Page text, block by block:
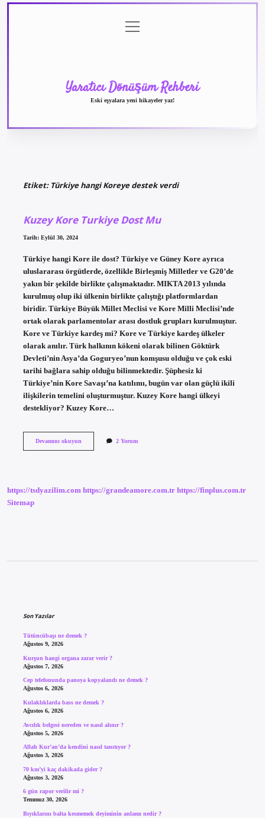
menüyü
aç
Yaratıcı Dönüşüm Rehberi
Eski eşyalara yeni hikayeler yaz!
Etiket: Türkiye hangi Koreye destek verdi
Kuzey Kore Turkiye Dost Mu
Tarih: Eylül 30, 2024
Türkiye hangi Kore ile dost? Türkiye ve Güney Kore ayrıca
uluslararası örgütlerde, özellikle Birleşmiş Milletler ve G20’de
yakın bir şekilde birlikte çalışmaktadır. MIKTA 2013 yılında
kurulmuş olup iki ülkenin birlikte çalıştığı platformlardan
biridir. Türkiye Büyük Millet Meclisi ve Kore Milli Meclisi’nde
ortak olarak parlamentolar arası dostluk grupları kurulmuştur.
Kore ve Türkiye kardeş mi? Kore ve Türkiye kardeş ülkeler
olarak anılır. Türk halkının kökeni olarak bilinen Göktürk
Devleti’nin Asya’da Goguryeo’nun komşusu olduğu ve çok eski
tarihi bağlara sahip olduğu bilinmektedir. Şüphesiz ki
Türkiye’nin Kore Savaşı’na katılımı, bugün var olan güçlü ikili
ilişkilerin temelini oluşturmuştur. Kuzey Kore hangi ülkeyi
destekliyor? Kuzey Kore…
Devamını okuyunKuzey
2 Yorum
https://tsdyazilim.com https://grandeamore.com.tr https://finplus.com.tr
Sitemap
Son Yazılar
Tütüncübaşı ne demek ?
Ağustos 9, 2026
Kurşun hangi organa zarar verir ?
Ağustos 7, 2026
Cep telefonunda panoya kopyalandı ne demek ?
Ağustos 6, 2026
Kulaklıklarda bass ne demek ?
Ağustos 6, 2026
Avcılık belgesi nereden ve nasıl alınır ?
Ağustos 5, 2026
Allah Kur’an’da kendini nasıl tanıtıyor ?
Ağustos 3, 2026
70 km’yi kaç dakikada gider ?
Ağustos 3, 2026
6 gün rapor verilir mi ?
Temmuz 30, 2026
Bıyıklarını balta kesmemek deyiminin anlamı nedir ?